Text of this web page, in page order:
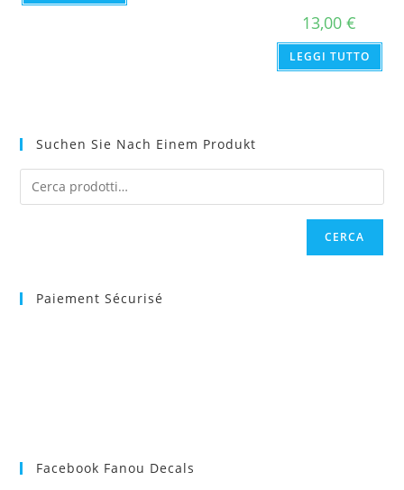
13,00€
LEGGI TUTTO
Suchen Sie Nach Einem Produkt
CERCA
Paiement Sécurisé
Facebook Fanou Decals